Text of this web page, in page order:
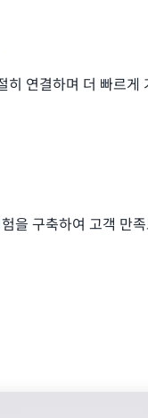
연결하며 더 빠르게
을 구축하여 고객 만